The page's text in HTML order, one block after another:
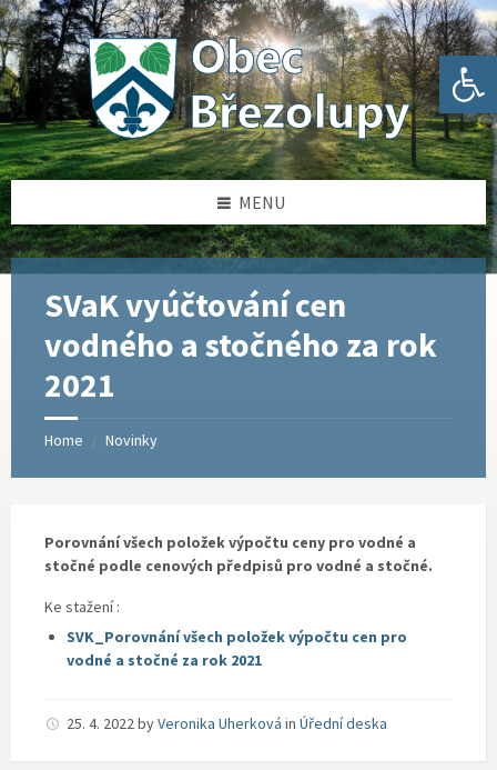
Open toolbar
Skip
to
content
Skip
to
left
sidebar
Skip
to
right
sidebar
Skip
to
footer
MENU
SVaK vyúčtování cen
vodného a stočného za rok
2021
Home / Novinky
Porovnání všech položek výpočtu ceny pro vodné a
stočné podle cenových předpisů pro vodné a stočné.
Ke stažení :
SVK_Porovnání všech položek výpočtu cen pro
vodné a stočné za rok 2021
25. 4. 2022byVeronika Uherková in Úřední deska